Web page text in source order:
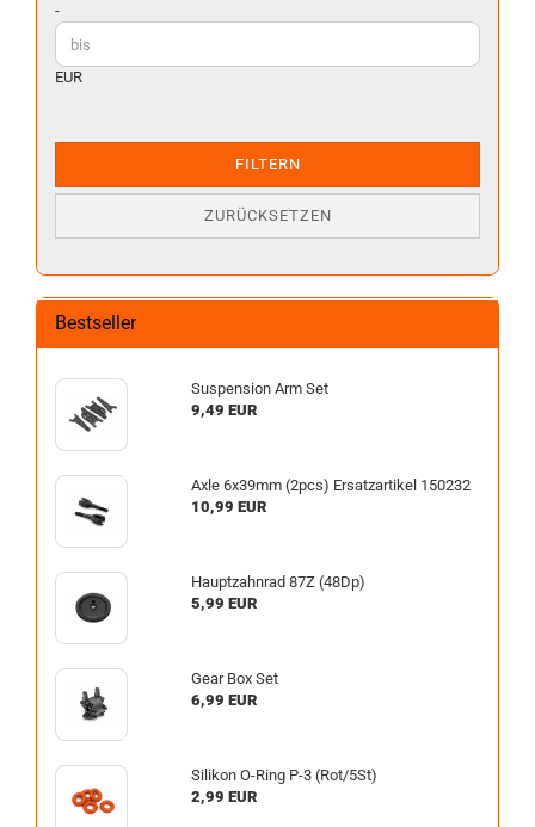
-
EUR
FILTERN
ZURÜCKSETZEN
Bestseller
Suspension Arm Set
9,49 EUR
Axle 6x39mm (2pcs) Ersatzartikel 150232
10,99 EUR
Hauptzahnrad 87Z (48Dp)
5,99 EUR
Gear Box Set
6,99 EUR
Silikon O-Ring P-3 (Rot/5St)
2,99 EUR